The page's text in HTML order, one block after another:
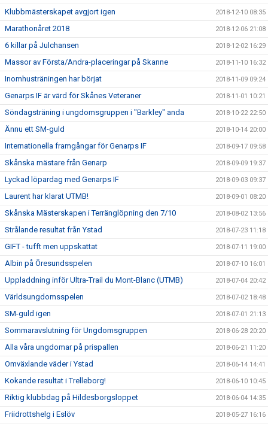
Klubbmästerskapet avgjort igen 2018-12-10 08:35
Marathonåret 2018 2018-12-06 21:08
6 killar på Julchansen 2018-12-02 16:29
Massor av Första/Andra-placeringar på Skanne 2018-11-10 16:32
Inomhusträningen har börjat 2018-11-09 09:24
Genarps IF är värd för Skånes Veteraner 2018-11-01 10:21
Söndagsträning i ungdomsgruppen i "Barkley" anda 2018-10-22 22:50
Ännu ett SM-guld 2018-10-14 20:00
Internationella framgångar för Genarps IF 2018-09-17 09:58
Skånska mästare från Genarp 2018-09-09 19:37
Lyckad löpardag med Genarps IF 2018-09-03 09:37
Laurent har klarat UTMB! 2018-09-01 08:20
Skånska Mästerskapen i Terränglöpning den 7/10 2018-08-02 13:56
Strålande resultat från Ystad 2018-07-23 11:18
GIFT - tufft men uppskattat 2018-07-11 19:00
Albin på Öresundsspelen 2018-07-10 16:01
Uppladdning inför Ultra-Trail du Mont-Blanc (UTMB) 2018-07-04 20:42
Världsungdomsspelen 2018-07-02 18:48
SM-guld igen 2018-07-01 21:13
Sommaravslutning för Ungdomsgruppen 2018-06-28 20:20
Alla våra ungdomar på prispallen 2018-06-21 11:20
Omväxlande väder i Ystad 2018-06-14 14:41
Kokande resultat i Trelleborg! 2018-06-10 10:45
Riktig klubbdag på Hildesborgsloppet 2018-06-04 14:35
Friidrottshelg i Eslöv 2018-05-27 16:16